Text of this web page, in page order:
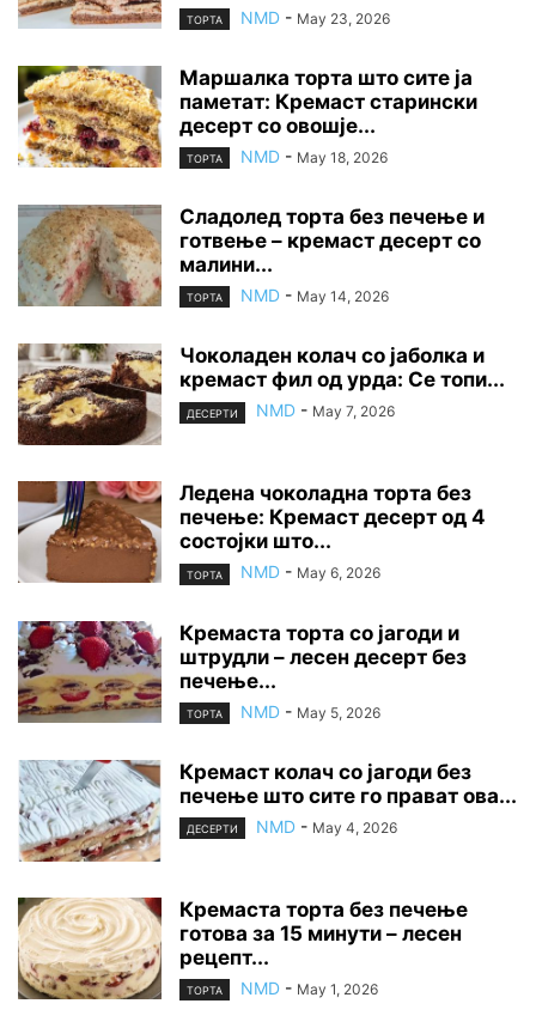
ТОРТА NMD - May 23, 2026
Маршалка торта што сите ја
паметат: Кремаст старински
десерт со овошје...
ТОРТА NMD - May 18, 2026
Сладолед торта без печење и
готвење – кремаст десерт со
малини...
ТОРТА NMD - May 14, 2026
Чоколаден колач со јаболка и
кремаст фил од урда: Се топи...
ДЕСЕРТИ NMD - May 7, 2026
Ледена чоколадна торта без
печење: Кремаст десерт од 4
состојки што...
ТОРТА NMD - May 6, 2026
Кремаста торта со јагоди и
штрудли – лесен десерт без
печење...
ТОРТА NMD - May 5, 2026
Кремаст колач со јагоди без
печење што сите го прават ова...
ДЕСЕРТИ NMD - May 4, 2026
Кремаста торта без печење
готова за 15 минути – лесен
рецепт...
ТОРТА NMD - May 1, 2026